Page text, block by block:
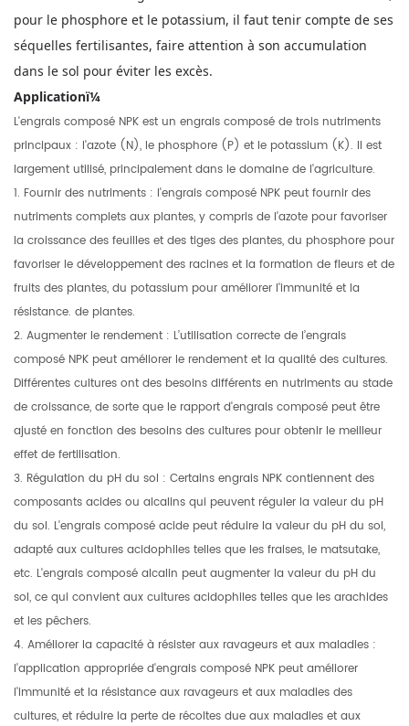
pour le phosphore et le potassium, il faut tenir compte de ses
séquelles fertilisantes, faire attention à son accumulation
dans le sol pour éviter les excès.
Applicationï¼
L'engrais composé NPK est un engrais composé de trois nutriments
principaux : l'azote (N), le phosphore (P) et le potassium (K). Il est
largement utilisé, principalement dans le domaine de l'agriculture.
1. Fournir des nutriments : l'engrais composé NPK peut fournir des
nutriments complets aux plantes, y compris de l'azote pour favoriser
la croissance des feuilles et des tiges des plantes, du phosphore pour
favoriser le développement des racines et la formation de fleurs et de
fruits des plantes, du potassium pour améliorer l'immunité et la
résistance. de plantes.
2. Augmenter le rendement : L’utilisation correcte de l’engrais
composé NPK peut améliorer le rendement et la qualité des cultures.
Différentes cultures ont des besoins différents en nutriments au stade
de croissance, de sorte que le rapport d'engrais composé peut être
ajusté en fonction des besoins des cultures pour obtenir le meilleur
effet de fertilisation.
3. Régulation du pH du sol : Certains engrais NPK contiennent des
composants acides ou alcalins qui peuvent réguler la valeur du pH
du sol. L'engrais composé acide peut réduire la valeur du pH du sol,
adapté aux cultures acidophiles telles que les fraises, le matsutake,
etc. L'engrais composé alcalin peut augmenter la valeur du pH du
sol, ce qui convient aux cultures acidophiles telles que les arachides
et les pêchers.
4. Améliorer la capacité à résister aux ravageurs et aux maladies :
l'application appropriée d'engrais composé NPK peut améliorer
l'immunité et la résistance aux ravageurs et aux maladies des
cultures, et réduire la perte de récoltes due aux maladies et aux